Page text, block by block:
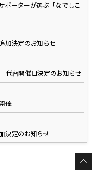
ポーターが選ぶ「なでしこ
加決定のお知らせ
代替開催日決定のお知らせ
催
決定のお知らせ